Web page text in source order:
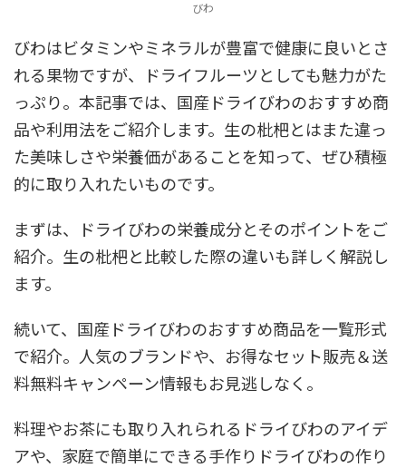
びわ
びわはビタミンやミネラルが豊富で健康に良いとさ
れる果物ですが、ドライフルーツとしても魅力がた
っぷり。本記事では、国産ドライびわのおすすめ商
品や利用法をご紹介します。生の枇杷とはまた違っ
た美味しさや栄養価があることを知って、ぜひ積極
的に取り入れたいものです。
まずは、ドライびわの栄養成分とそのポイントをご
紹介。生の枇杷と比較した際の違いも詳しく解説し
ます。
続いて、国産ドライびわのおすすめ商品を一覧形式
で紹介。人気のブランドや、お得なセット販売＆送
料無料キャンペーン情報もお見逃しなく。
料理やお茶にも取り入れられるドライびわのアイデ
アや、家庭で簡単にできる手作りドライびわの作り